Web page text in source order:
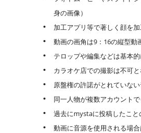
身の画像）
加工アプリ等で著しく顔を
動画の画角は9：16の縦型動
テロップや編集などは基本
カラオケ店での撮影は不可と
原盤権の許諾がとれていな
同一人物が複数アカウント
過去にmystaに投稿したこと
動画に音源を使用される場